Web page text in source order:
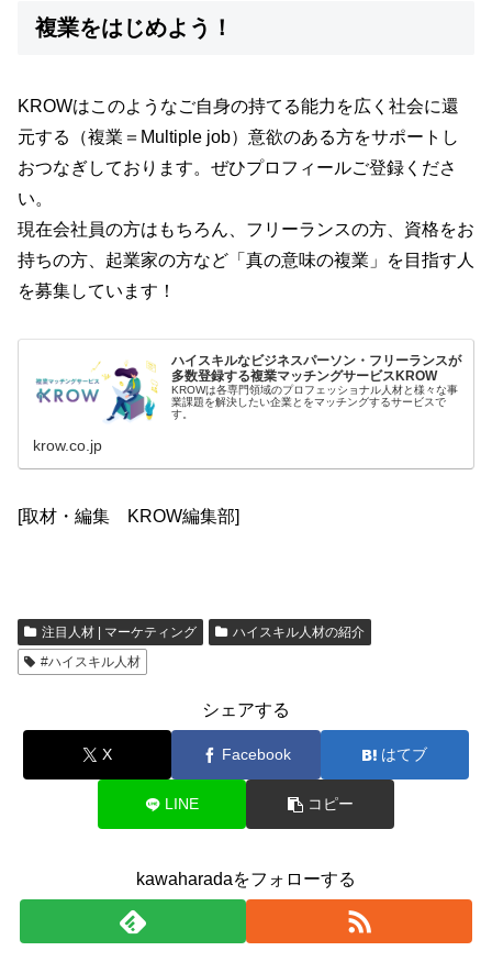
複業をはじめよう！
KROWはこのようなご自身の持てる能力を広く社会に還
元する（複業＝Multiple job）意欲のある方をサポートし
おつなぎしております。ぜひプロフィールご登録くださ
い。
現在会社員の方はもちろん、フリーランスの方、資格をお
持ちの方、起業家の方など「真の意味の複業」を目指す人
を募集しています！
ハイスキルなビジネスパーソン・フリーランスが
多数登録する複業マッチングサービスKROW
KROWは各専門領域のプロフェッショナル人材と様々な事
業課題を解決したい企業とをマッチングするサービスで
す。
krow.co.jp
[取材・編集 KROW編集部]
注目人材 | マーケティング
ハイスキル人材の紹介
#ハイスキル人材
シェアする
X Facebook はてブ
LINE コピー
kawaharadaをフォローする